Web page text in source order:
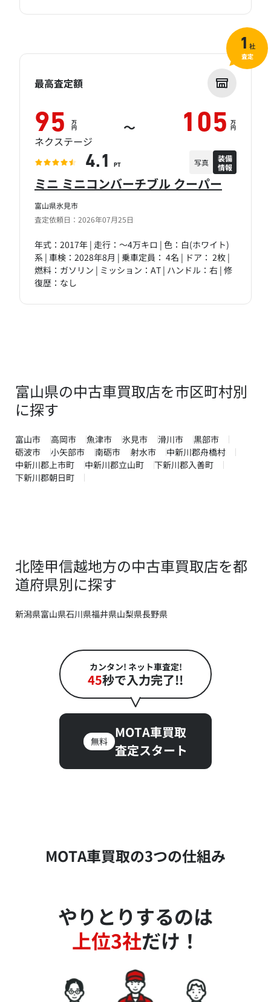
富山県氷見市
査定依頼日：2026年07月25日
ミニ ミニコンバーチブル クーパー
年式：2017年 | 走行：～4万キロ | 色：白(ホワイト)
系 | 車検：2028年8月 | 乗車定員： 4名 | ドア： 2枚 |
燃料：ガソリン | ミッション：AT | ハンドル：右 | 修
復歴：なし
最高査定額
95 万
円 ～ 105 万
円
ネクステージ
4.1 PT 写真
装備
情報
1 社
査定
富山県の中古車買取店を市区町村別
に探す
富山市 高岡市 魚津市 氷見市 滑川市
黒部市
砺波市
小矢部市 南砺市 射水市
中新川郡舟橋村
中新川郡上市町
中新川郡立山町
下新川郡入善町
下新川郡朝日町
北陸甲信越地方の中古車買取店を都
道府県別に探す
新潟県富山県石川県福井県山梨県長野県
カンタン! ネット車査定!
45秒で入力完了!!
無料
MOTA車買取
査定スタート
MOTA車買取の3つの仕組み
やりとりするのは
上位3社だけ！